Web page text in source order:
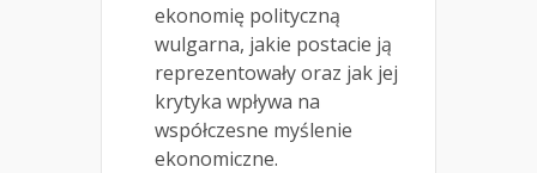
ekonomię polityczną
wulgarna, jakie postacie ją
reprezentowały oraz jak jej
krytyka wpływa na
współczesne myślenie
ekonomiczne.